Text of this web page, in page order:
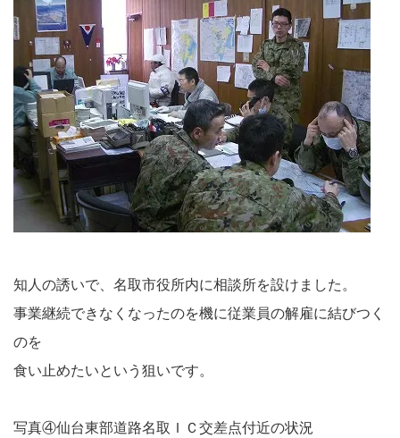
知人の誘いで、名取市役所内に相談所を設けました。
事業継続できなくなったのを機に従業員の解雇に結びつく
のを
食い止めたいという狙いです。
写真④仙台東部道路名取ＩＣ交差点付近の状況